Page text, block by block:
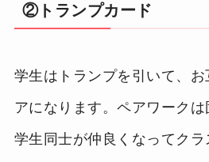
②トランプカード
学生はトランプを引いて、
アになります。ペアワークは
学生同士が仲良くなってク